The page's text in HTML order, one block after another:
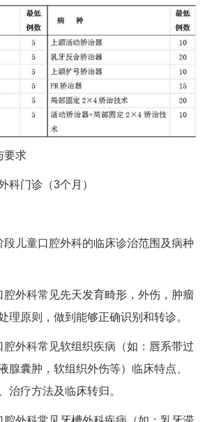
求
门诊（3个月）
儿童口腔外科的临床诊治范围及病种
外科常见先天发育畸形，外伤，肿瘤
理原则，做到能够正确识别和转诊。
外科常见软组织疾病（如：唇系带过
腺囊肿，软组织外伤等）临床特点、
治疗方法及临床转归。